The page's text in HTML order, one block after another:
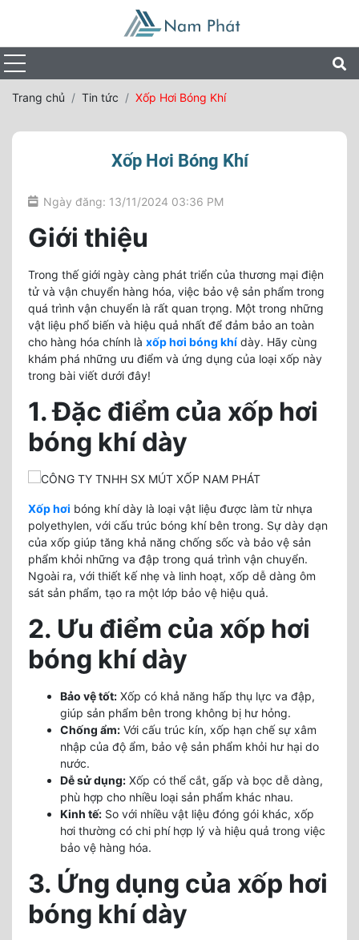
Trang chủ Tin tức Xốp Hơi Bóng Khí
Xốp Hơi Bóng Khí
Ngày đăng: 13/11/2024 03:36 PM
Giới thiệu
Trong thế giới ngày càng phát triển của thương mại điện
tử và vận chuyển hàng hóa, việc bảo vệ sản phẩm trong
quá trình vận chuyển là rất quan trọng. Một trong những
vật liệu phổ biến và hiệu quả nhất để đảm bảo an toàn
cho hàng hóa chính là xốp hơi bóng khí dày. Hãy cùng
khám phá những ưu điểm và ứng dụng của loại xốp này
trong bài viết dưới đây!
1. Đặc điểm của xốp hơi
bóng khí dày
Xốp hơi bóng khí dày là loại vật liệu được làm từ nhựa
polyethylen, với cấu trúc bóng khí bên trong. Sự dày dạn
của xốp giúp tăng khả năng chống sốc và bảo vệ sản
phẩm khỏi những va đập trong quá trình vận chuyển.
Ngoài ra, với thiết kế nhẹ và linh hoạt, xốp dễ dàng ôm
sát sản phẩm, tạo ra một lớp bảo vệ hiệu quả.
2. Ưu điểm của xốp hơi
bóng khí dày
Bảo vệ tốt: Xốp có khả năng hấp thụ lực va đập,
giúp sản phẩm bên trong không bị hư hỏng.
Chống ẩm: Với cấu trúc kín, xốp hạn chế sự xâm
nhập của độ ẩm, bảo vệ sản phẩm khỏi hư hại do
nước.
Dễ sử dụng: Xốp có thể cắt, gấp và bọc dễ dàng,
phù hợp cho nhiều loại sản phẩm khác nhau.
Kinh tế: So với nhiều vật liệu đóng gói khác, xốp
hơi thường có chi phí hợp lý và hiệu quả trong việc
bảo vệ hàng hóa.
3. Ứng dụng của xốp hơi
bóng khí dày